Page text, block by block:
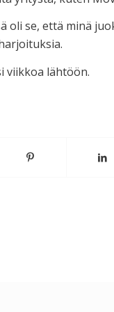
oli se, että minä
viikkoa lähtöön.